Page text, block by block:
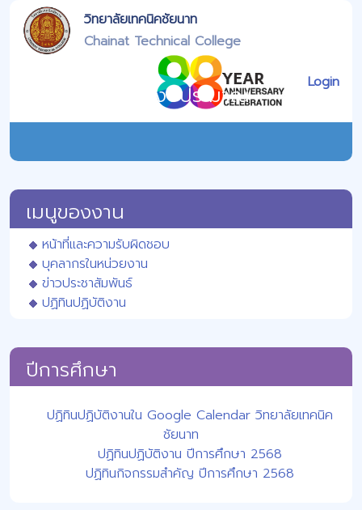
วิทยาลัยเทคนิคชัยนาท
Chainat Technical College
Login
งานวางแผนและงบประมาณ
เมนูของงาน
หน้าที่และความรับผิดชอบ
บุคลากรในหน่วยงาน
ข่าวประชาสัมพันธ์
ปฏิทินปฏิบัติงาน
ปีการศึกษา
ปฏิทินปฏิบัติงานใน Google Calendar วิทยาลัยเทคนิค
ชัยนาท
ปฏิทินปฏิบัติงาน ปีการศึกษา 2568
ปฏิทินกิจกรรมสำคัญ ปีการศึกษา 2568